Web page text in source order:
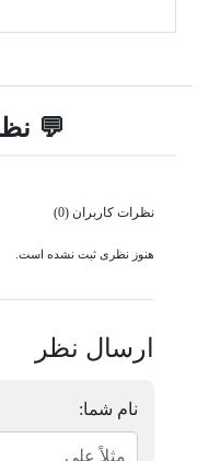
💬
نظرات کاربران (0)
هنوز نظری ثبت نشده است.
ارسال نظر
نام شما: